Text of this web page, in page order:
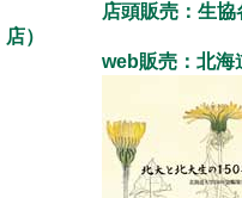
店頭販売：生協
店）
web販売：北海